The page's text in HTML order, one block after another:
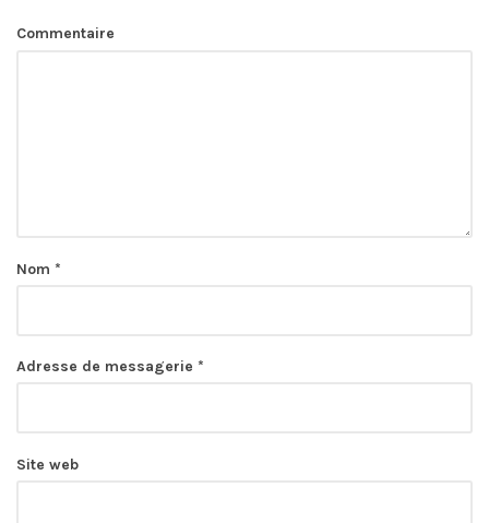
Commentaire
Nom *
Adresse de messagerie *
Site web